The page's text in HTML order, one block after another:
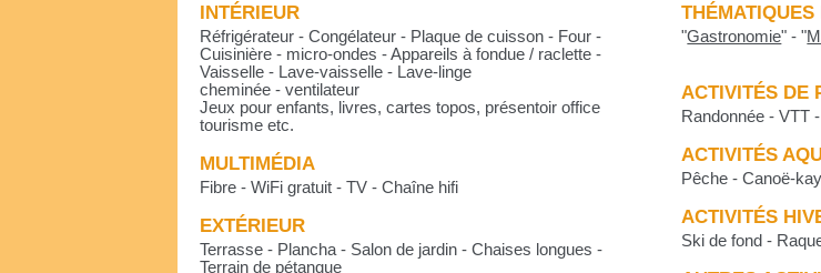
INTÉRIEUR
Réfrigérateur - Congélateur - Plaque de cuisson - Four -
Cuisinière - micro-ondes - Appareils à fondue / raclette -
Vaisselle - Lave-vaisselle - Lave-linge
cheminée - ventilateur
Jeux pour enfants, livres, cartes topos, présentoir office
tourisme etc.
MULTIMÉDIA
Fibre - WiFi gratuit - TV - Chaîne hifi
EXTÉRIEUR
Terrasse - Plancha - Salon de jardin - Chaises longues -
Terrain de pétanque
THÉMATIQUES
"Gastronomie" -"
ACTIVITÉS DE
Randonnée - VTT
ACTIVITÉS
Pêche - Canoë-
ACTIVITÉS
Ski de fond -